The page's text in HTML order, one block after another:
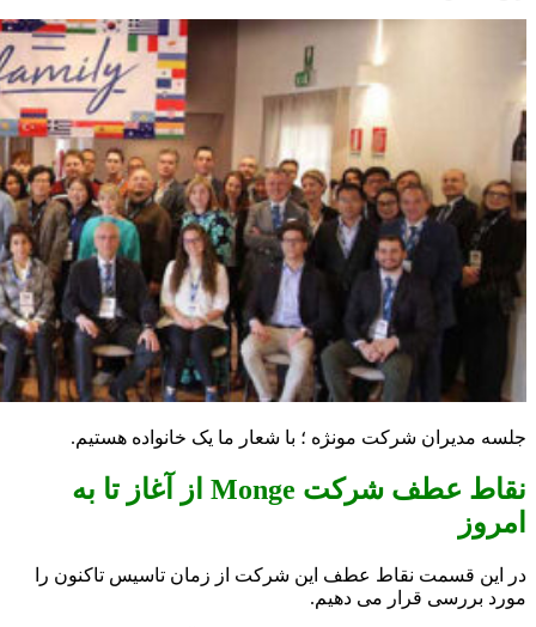
جلسه مدیران شرکت مونژه ؛ با شعار ما یک خانواده هستیم.
نقاط عطف شرکت Monge از آغاز تا به
امروز
در این قسمت نقاط عطف این شرکت از زمان تاسیس تاکنون را
مورد بررسی قرار می دهیم.